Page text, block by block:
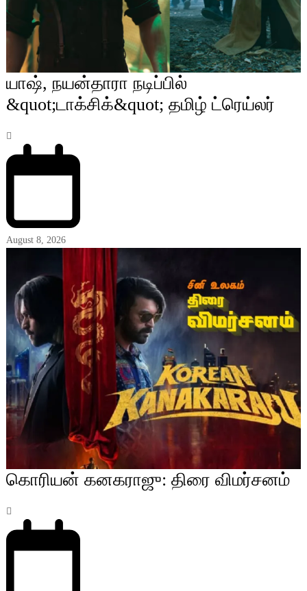
யாஷ், நயன்தாரா நடிப்பில்
&quot;டாக்சிக்&quot; தமிழ் ட்ரெய்லர்
August 8, 2026
கொரியன் கனகராஜு: திரை விமர்சனம்